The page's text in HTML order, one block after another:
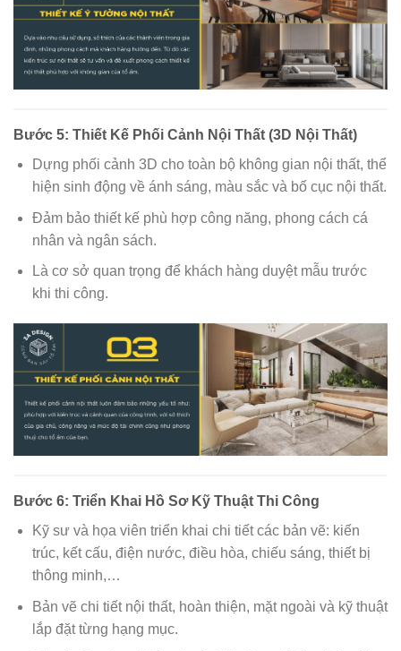
Bước 5: Thiết Kế Phối Cảnh Nội Thất (3D Nội Thất)
Dựng phối cảnh 3D cho toàn bộ không gian nội thất, thể
hiện sinh động về ánh sáng, màu sắc và bố cục nội thất.
Đảm bảo thiết kế phù hợp công năng, phong cách cá
nhân và ngân sách.
Là cơ sở quan trọng để khách hàng duyệt mẫu trước
khi thi công.
Bước 6: Triển Khai Hồ Sơ Kỹ Thuật Thi Công
Kỹ sư và họa viên triển khai chi tiết các bản vẽ: kiến
trúc, kết cấu, điện nước, điều hòa, chiếu sáng, thiết bị
thông minh,…
Bản vẽ chi tiết nội thất, hoàn thiện, mặt ngoài và kỹ thuật
lắp đặt từng hạng mục.